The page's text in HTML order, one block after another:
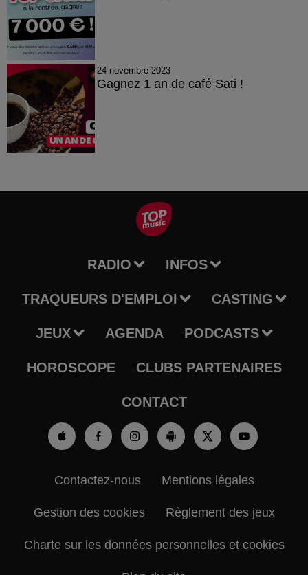
24 novembre 2023
Gagnez 1 an de café Sati !
RADIO INFOS
TRAQUEURS D'EMPLOI CASTING
JEUX AGENDA PODCASTS
HOROSCOPE CLUBS PARTENAIRES
CONTACT
Contactez-nous Mentions légales
Gestion des cookies Règlement des jeux
Charte sur les données personnelles et cookies